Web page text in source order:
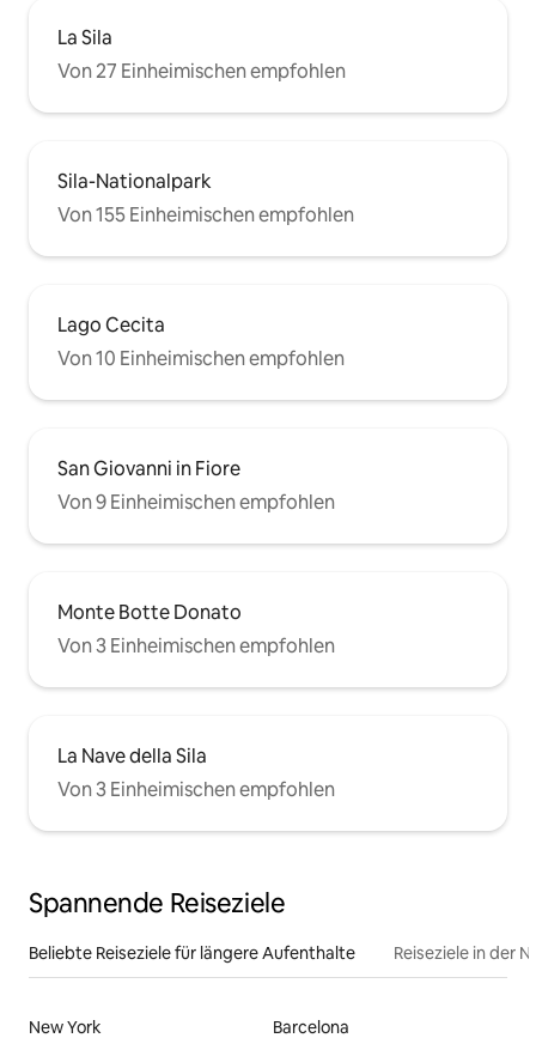
La Sila
Von 27 Einheimischen empfohlen
Sila-Nationalpark
Von 155 Einheimischen empfohlen
Lago Cecita
Von 10 Einheimischen empfohlen
San Giovanni in Fiore
Von 9 Einheimischen empfohlen
Monte Botte Donato
Von 3 Einheimischen empfohlen
La Nave della Sila
Von 3 Einheimischen empfohlen
Spannende Reiseziele
Beliebte Reiseziele für längere Aufenthalte Reiseziele in der
New York Barcelona